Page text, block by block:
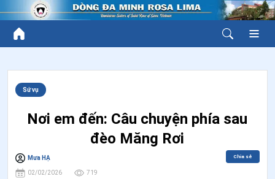
Sứ vụ
Nơi em đến: Câu chuyện phía sau
đèo Măng Rơi
Mưa HẠ
02/02/2026 719
Chia sẻ